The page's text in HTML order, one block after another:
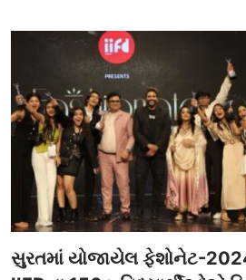
સુરતમાં યોજાયેલ ફેશોનેટ-